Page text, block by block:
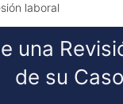
laboral
una
de su Caso